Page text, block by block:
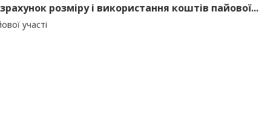
розміру і використання коштів пайової...
участі